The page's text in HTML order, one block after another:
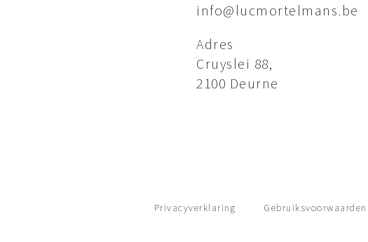
info@lucmortelmans.be
Adres
Cruyslei 88,
2100 Deurne
Privacyverklaring Gebruiksvoorwaarden